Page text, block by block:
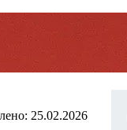
25.02.2026